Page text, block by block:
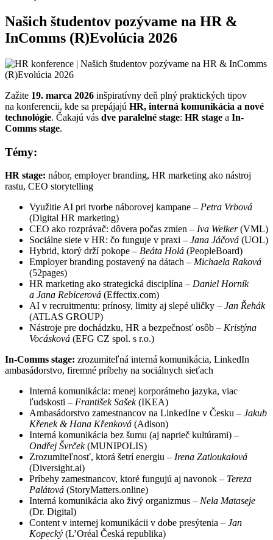
Našich študentov pozývame na HR &
InComms (R)Evolúcia 2026
Zažite 19. marca 2026 inšpiratívny deň plný praktických tipov
na konferencii, kde sa prepájajú HR, interná komunikácia a nové
technológie. Čakajú vás dve paralelné stage: HR stage a In-
Comms stage.
Témy:
HR stage: nábor, employer branding, HR marketing ako nástroj
rastu, CEO storytelling
Využitie AI pri tvorbe náborovej kampane – Petra Vrbová
(Digital HR marketing)
CEO ako rozprávač: dôvera počas zmien – Iva Welker(VML)
Sociálne siete v HR: čo funguje v praxi – Jana Jáčová (UOL)
Hybrid, ktorý drží pokope – Beáta Holá (PeopleBoard)
Employer branding postavený na dátach – Michaela Raková
(52pages)
HR marketing ako strategická disciplína – Daniel Horník
a Jana Rebicerová (Effectix.com)
AI v recruitmentu: prínosy, limity aj slepé uličky – Jan Řehák
(ATLAS GROUP)
Nástroje pre dochádzku, HR a bezpečnosť osôb – Kristýna
Vocásková (EFG CZ spol. s r.o.)
In-Comms stage: zrozumiteľná interná komunikácia, LinkedIn
ambasádorstvo, firemné príbehy na sociálnych sieťach
Interná komunikácia: menej korporátneho jazyka, viac
ľudskosti – František Sašek(IKEA)
Ambasádorstvo zamestnancov na LinkedIne v Česku – Jakub
Křenek & Hana Křenková (Adison)
Interná komunikácia bez šumu (aj naprieč kultúrami) –
Ondřej Švrček(MUNIPOLIS)
Zrozumiteľnosť, ktorá šetrí energiu – Irena Zatloukalová
(Diversight.ai)
Príbehy zamestnancov, ktoré fungujú aj navonok – Tereza
Palátová (StoryMatters.online)
Interná komunikácia ako živý organizmus – Nela Mataseje
(Dr. Digital)
Content v internej komunikácii v dobe presýtenia – Jan
Kopecký (L’Oréal Česká republika)